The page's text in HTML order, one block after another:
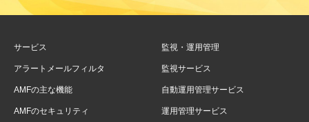
サービス
アラートメールフィルタ
AMFの主な機能
AMFのセキュリティ
監視・運用管理
監視サービス
自動運用管理サービス
運用管理サービス